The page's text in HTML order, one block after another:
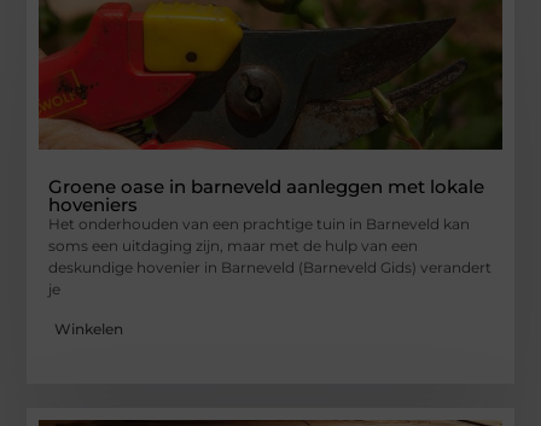
Groene oase in barneveld aanleggen met lokale
hoveniers
Het onderhouden van een prachtige tuin in Barneveld kan
soms een uitdaging zijn, maar met de hulp van een
deskundige hovenier in Barneveld (Barneveld Gids) verandert
je
Winkelen